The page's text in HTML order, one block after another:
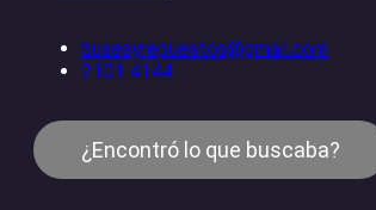
busesyrepuestos@gmail.com
2101 4144
¿Encontró lo que buscaba?